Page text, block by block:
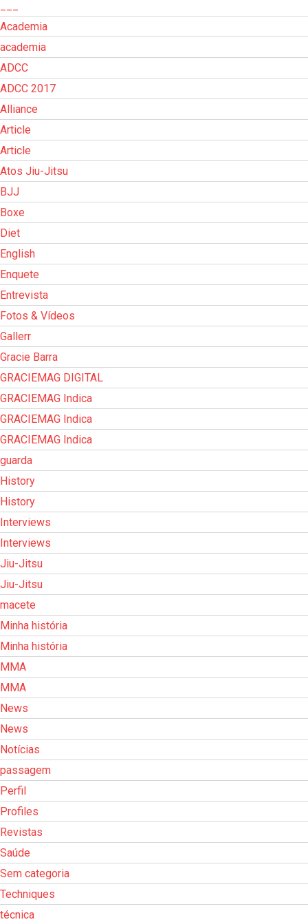
Academia
academia
ADCC
ADCC 2017
Alliance
Article
Article
Atos Jiu-Jitsu
BJJ
Boxe
Diet
English
Enquete
Entrevista
Fotos & Vídeos
Gallerr
Gracie Barra
GRACIEMAG DIGITAL
GRACIEMAG Indica
GRACIEMAG Indica
GRACIEMAG Indica
guarda
History
History
Interviews
Interviews
Jiu-Jitsu
Jiu-Jitsu
macete
Minha história
Minha história
MMA
MMA
News
News
Notícias
passagem
Perfil
Profiles
Revistas
Saúde
Sem categoria
Techniques
técnica